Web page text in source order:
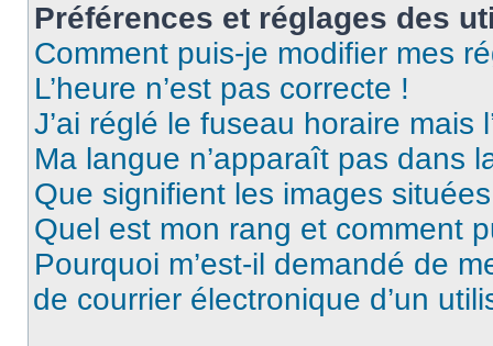
Préférences et réglages des
Comment puis-je modifier mes
L’heure n’est pas correcte !
J’ai réglé le fuseau horaire mais
Ma langue n’apparaît pas dans
Que signifient les images
Quel est mon rang et comment
Pourquoi m’est-il demandé de
de courrier électronique d’un